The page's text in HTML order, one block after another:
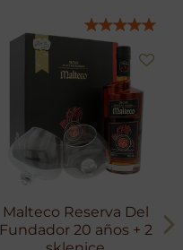
Malteco Reserva Del
Fundador 20 años + 2